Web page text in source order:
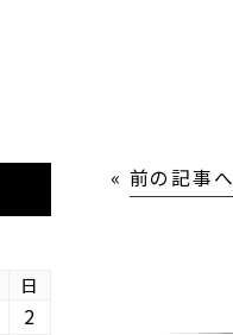
« 前の記事へ
日
2